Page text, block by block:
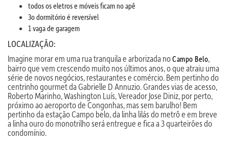
todos os eletros e móveis ficam no apê
3o dormitório é reversível
1 vaga de garagem
LOCALIZAÇÃO:
Imagine morar em uma rua tranquila e arborizada noCampo Belo,
bairro que vem crescendo muito nos últimos anos, o que atraiu uma
série de novos negócios, restaurantes e comércio. Bem pertinho do
centrinho gourmet da Gabrielle D Annuzio. Grandes vias de acesso,
Roberto Marinho, Washington Luís, Vereador Jose Diniz, por perto,
próximo ao aeroporto de Congonhas, mas sem barulho! Bem
pertinho da estação Campo belo, da linha lilás do metrô e em breve
a linha ouro do monotrilho será entregue e fica a 3 quarteirões do
condomínio.